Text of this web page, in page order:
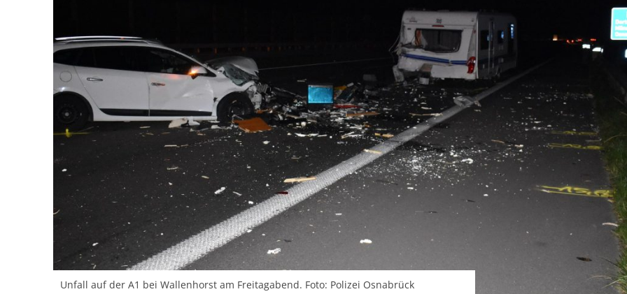
Unfall auf der A1 bei Wallenhorst am Freitagabend. Foto: Polizei Osnabrück